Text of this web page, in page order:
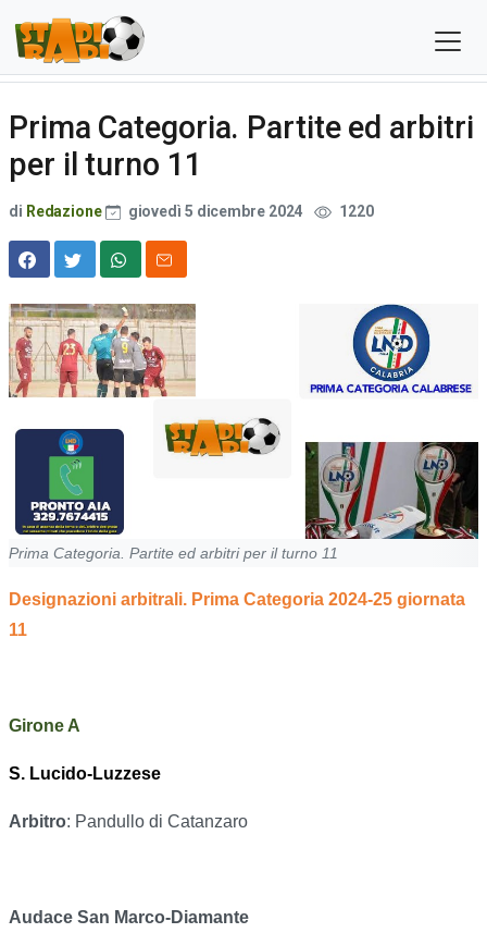
Prima Categoria. Partite ed arbitri
per il turno 11
di Redazione giovedì 5 dicembre 2024 1220
Prima Categoria. Partite ed arbitri per il turno 11
Designazioni arbitrali. Prima Categoria 2024-25 giornata
11
Girone A
S. Lucido-Luzzese
Arbitro: Pandullo di Catanzaro
Audace San Marco-Diamante